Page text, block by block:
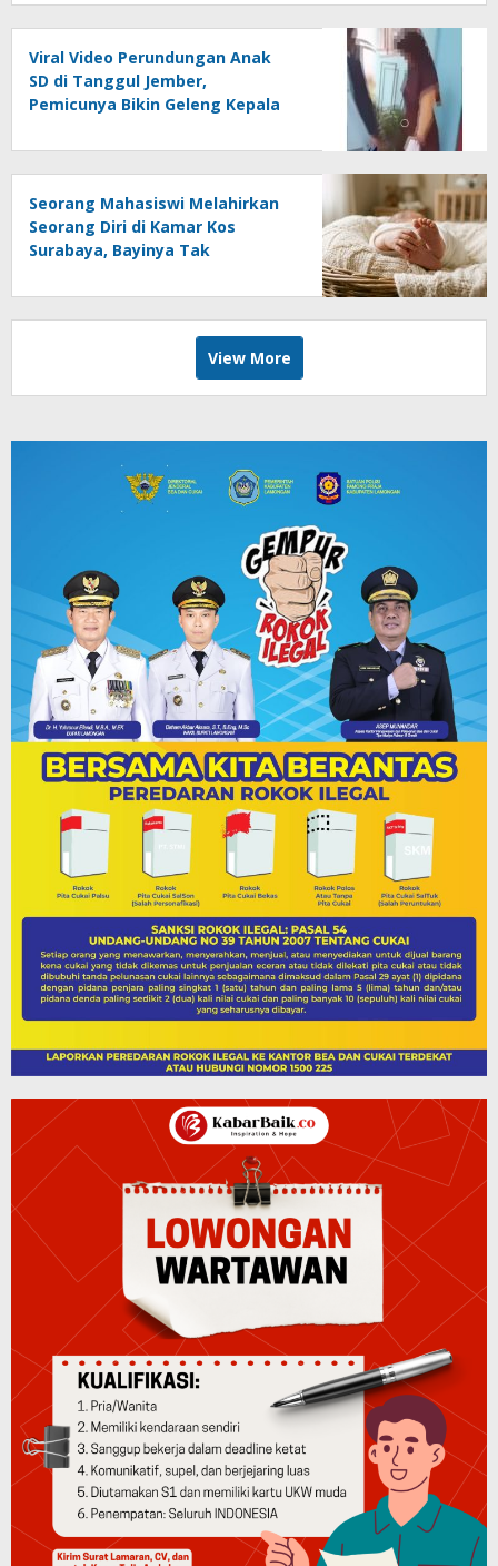
Viral Video Perundungan Anak
SD di Tanggul Jember,
Pemicunya Bikin Geleng Kepala
Seorang Mahasiswi Melahirkan
Seorang Diri di Kamar Kos
Surabaya, Bayinya Tak
View More